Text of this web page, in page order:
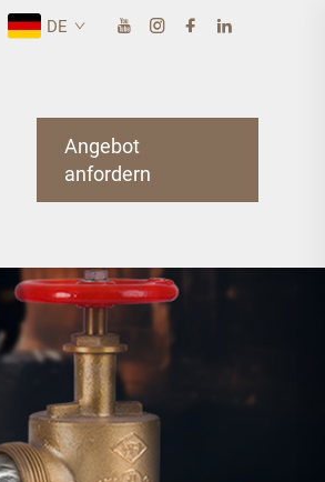
DE
Angebot
anfordern